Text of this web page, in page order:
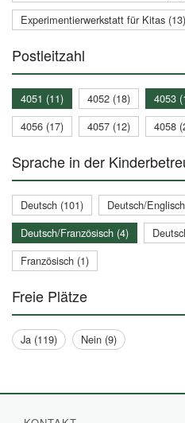
Experimentierwerkstatt für Kitas (13)
Postleitzahl
4051 (11) 4052 (18) 4053
4056 (17)
4057 (12) 4058
Sprache in der
Deutsch (101)
Deutsch/
Deutsch/Französisch (4)
Französisch (1)
Freie Plätze
Ja (119) Nein (9)